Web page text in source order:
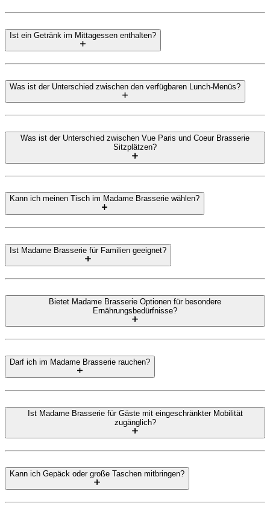
Ist ein Getränk im Mittagessen enthalten?
Was ist der Unterschied zwischen den verfügbaren Lunch-Menüs?
Was ist der Unterschied zwischen Vue Paris und Coeur Brasserie
Sitzplätzen?
Kann ich meinen Tisch im Madame Brasserie wählen?
Ist Madame Brasserie für Familien geeignet?
Bietet Madame Brasserie Optionen für besondere
Ernährungsbedürfnisse?
Darf ich im Madame Brasserie rauchen?
Ist Madame Brasserie für Gäste mit eingeschränkter Mobilität
zugänglich?
Kann ich Gepäck oder große Taschen mitbringen?